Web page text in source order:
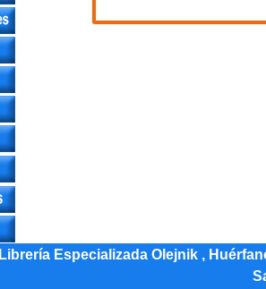
Librería Especializada Olejnik ,